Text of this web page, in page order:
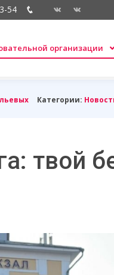
54
организации
Категории:
твой